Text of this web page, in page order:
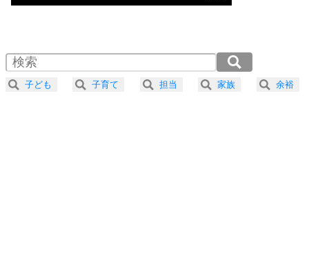
気楽に生きる30の方法
4 器の大きい人は、怒りを優しさで表現する。
2.0倍速 （505KB 2分9秒）
2.5倍速 （404KB 1分43秒）
3.0倍速 （337KB 1分26秒）
子ども 子育て 担当 家族 余裕